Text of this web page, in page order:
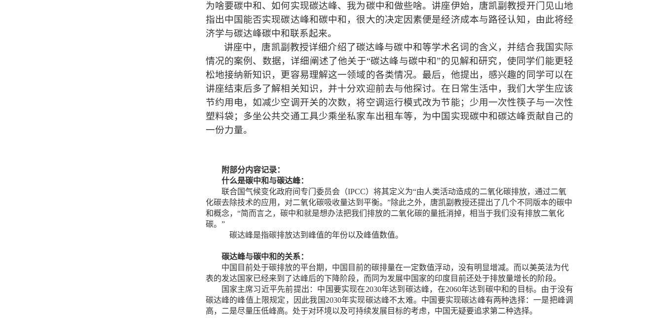
为啥要碳中和、如何实现碳达峰、我为碳中和做些啥。讲座伊始，唐凯副教授开门见山地
指出中国能否实现碳达峰和碳中和，很大的决定因素便是经济成本与路径认知，由此将经
济学与碳达峰碳中和联系起来。
讲座中，唐凯副教授详细介绍了碳达峰与碳中和等学术名词的含义，并结合我国实际
情况的案例、数据，详细阐述了他关于“碳达峰与碳中和”的见解和研究，使同学们能更轻
松地接纳新知识，更容易理解这一领域的各类情况。 最后，他提出，感兴趣的同学可以在
讲座结束后多了解相关知识， 并十分欢迎前去与他探讨。在日常生活中，我们大学生应该
节约用电，如减少空调开关的次数，将空调运行模式改为节能；少用一次性筷子与一次性
塑料袋；多坐公共交通工具少乘坐私家车出租车等，为中国实现碳中和碳达峰贡献自己的
一份力量。
附部分内容记录：
什么是碳中和与碳达峰：
联合国气候变化政府间专门委员会（IPCC）将其定义为“由人类活动造成的二氧化碳排放，通过二氧
化碳去除技术的应用，对二氧化碳吸收量达到平衡。”除此之外，唐凯副教授还提出了几个不同版本的碳中
和概念，“简而言之，碳中和就是想办法把我们排放的二氧化碳的量抵消掉，相当于我们没有排放二氧化
碳。 ”
碳达峰是指碳排放达到峰值的年份以及峰值数值。
碳达峰与碳中和的关系：
中国目前处于碳排放的平台期，中国目前的碳排量在一定数值浮动，没有明显增减。而以美英法为代
表的发达国家已经来到了达峰后的下降阶段，而同为发展中国家的印度目前还处于排放量增长的阶段。
国家主席习近平先前提出：中国要实现在2030年达到碳达峰，在2060年达到碳中和的目标。由于没有
碳达峰的峰值上限规定，因此我国2030年实现碳达峰不太难。中国要实现碳达峰有两种选择：一是把峰调
高，二是尽量压低峰高。处于对环境以及可持续发展目标的考虑，中国无疑要追求第二种选择。